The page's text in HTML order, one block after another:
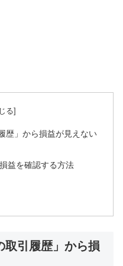
歴」から損益が見えない
益を確認する方法
取引履歴」から損